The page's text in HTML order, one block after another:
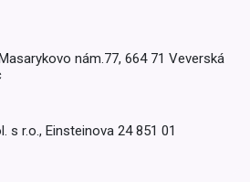
nám.77, 664 71 Veverská
s r.o., Einsteinova 24 851 01